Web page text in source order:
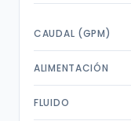
CAUDAL (GPM)
ALIMENTACIÓN
FLUIDO